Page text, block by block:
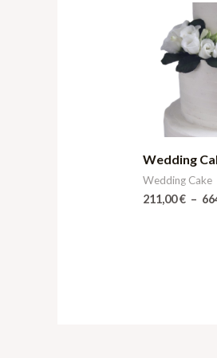
Wedding
Wedding Cake
211,00€ –